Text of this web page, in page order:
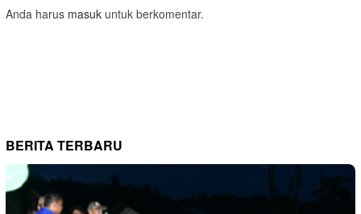
Anda harus masuk untuk berkomentar.
BERITA TERBARU